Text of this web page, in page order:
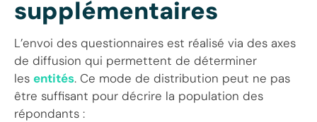
supplémentaires
L’envoi des questionnaires est réalisé via des axes
de diffusion qui permettent de déterminer
les entités. Ce mode de distribution peut ne pas
être suffisant pour décrire la population des
répondants :